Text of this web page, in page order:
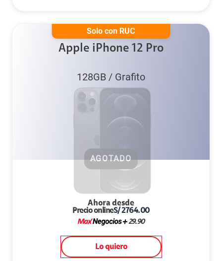
Solo con RUC
Apple iPhone 12 Pro
128GB / Grafito
AGOTADO
Ahora desde
Precio onlineS/2764.00
29.90
Lo quiero